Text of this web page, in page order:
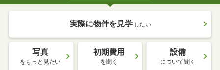
実際に物件を見学 したい
写真
をもっと見たい
初期費用
を聞く
設備
について聞く